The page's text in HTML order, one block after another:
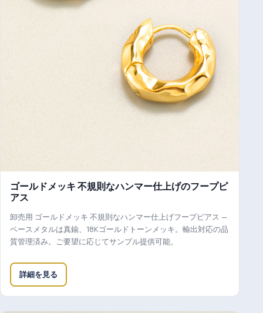
ゴールドメッキ 不規則なハンマー仕上げのフープピ
アス
卸売用 ゴールドメッキ 不規則なハンマー仕上げフープピアス —
ベースメタルは真鍮、18Kゴールドトーンメッキ。輸出対応の品
質管理済み。ご要望に応じてサンプル提供可能。
詳細を見る